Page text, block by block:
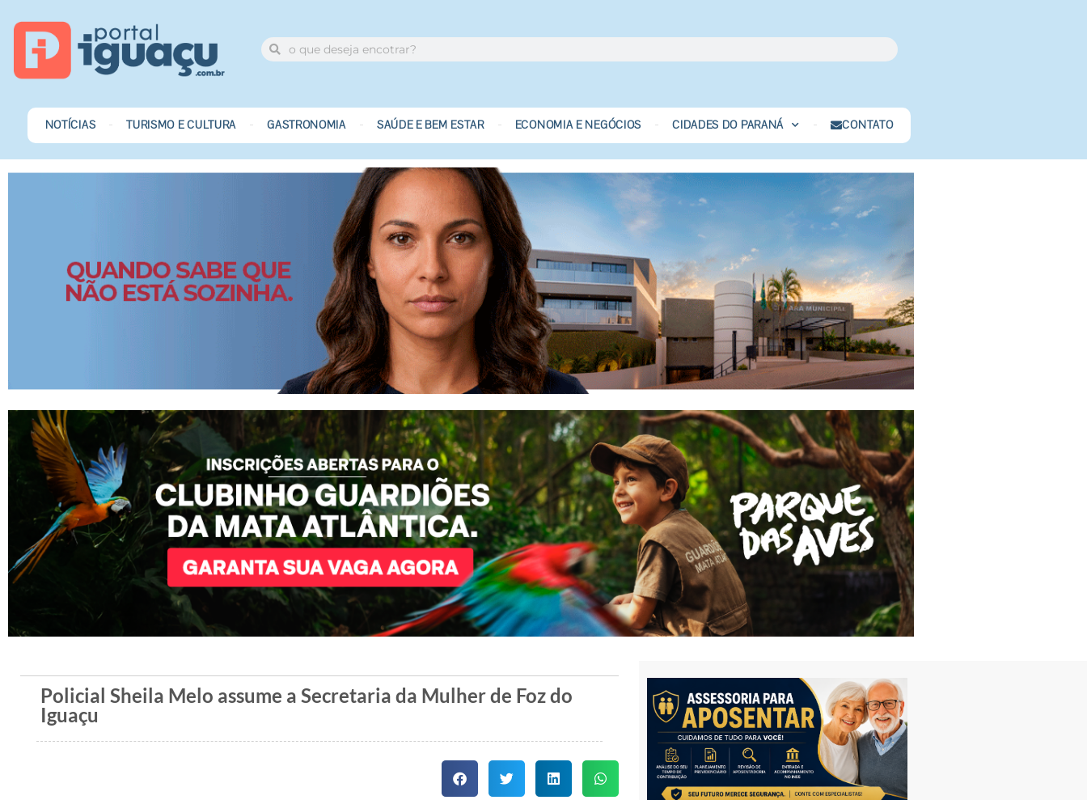
NOTÍCIAS TURISMO E CULTURA GASTRONOMIA SAÚDE E BEM ESTAR ECONOMIA E NEGÓCIOS CIDADES DO PARANÁ CONTATO
Policial Sheila Melo assume a Secretaria da Mulher de Foz do
Iguaçu